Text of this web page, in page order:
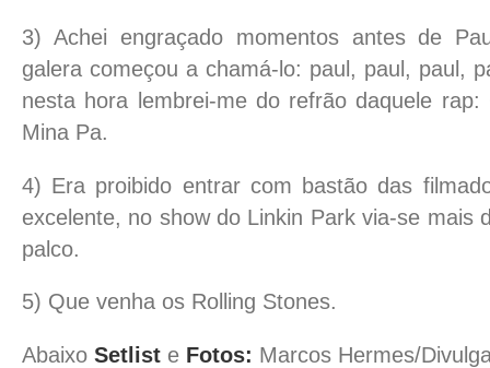
3) Achei engraçado momentos antes de
galera começou a chamá-lo: paul, paul, paul,
nesta hora lembrei-me do refrão daquele
Mina Pa.
4) Era proibido entrar com bastão das
excelente, no show do Linkin Park via-se mais
palco.
5) Que venha os Rolling Stones.
Abaixo Setlist e Fotos: Marcos Hermes/